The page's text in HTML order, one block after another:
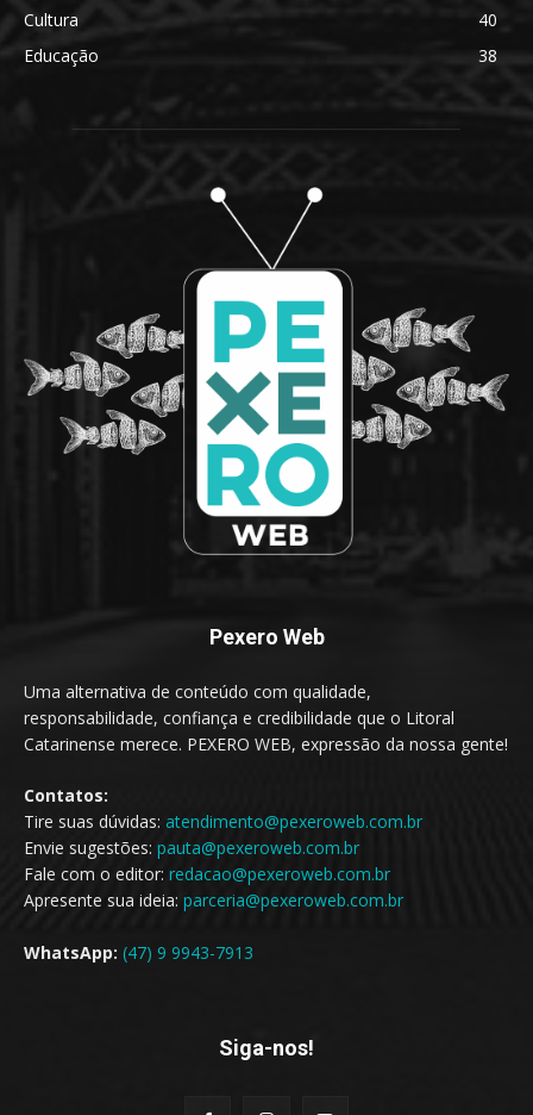
Cultura
40
Educação
38
Pexero Web
Uma alternativa de conteúdo com qualidade,
responsabilidade, confiança e credibilidade que o Litoral
Catarinense merece. PEXERO WEB, expressão da nossa gente!
Contatos:
Tire suas dúvidas: atendimento@pexeroweb.com.br
Envie sugestões: pauta@pexeroweb.com.br
Fale com o editor: redacao@pexeroweb.com.br
Apresente sua ideia: parceria@pexeroweb.com.br
WhatsApp: (47) 9 9943-7913
Siga-nos!